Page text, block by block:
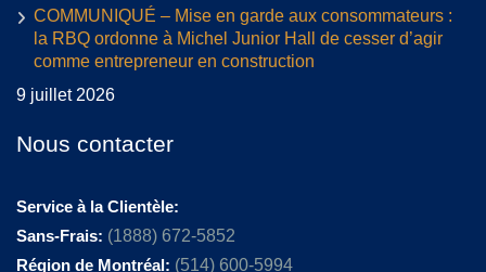
COMMUNIQUÉ – Mise en garde aux consommateurs :
la RBQ ordonne à Michel Junior Hall de cesser d’agir
comme entrepreneur en construction
9 juillet 2026
Nous contacter
Service à la Clientèle:
Sans-Frais: (1888) 672-5852
Région de Montréal: (514) 600-5994